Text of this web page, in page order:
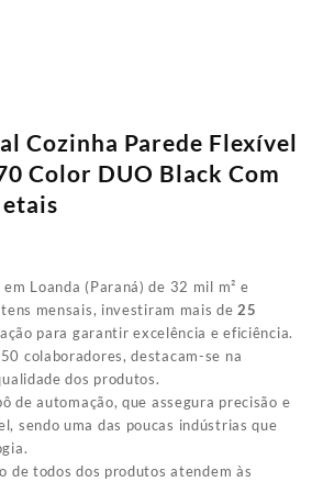
Cozinha Parede Flexível
Color DUO Black Com
Loanda (Paraná) de 32 mil m² e
mensais, investiram mais de25
para garantir excelência e eficiência.
colaboradores, destacam-se na
dos produtos.
de automação, que assegura precisão e
sendo uma das poucas indústrias que
de todos dos produtos atendem às